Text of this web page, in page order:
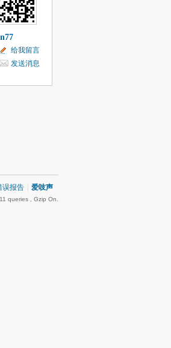
给我留言
发送消息
误报告 爱吱声
queries , Gzip On.